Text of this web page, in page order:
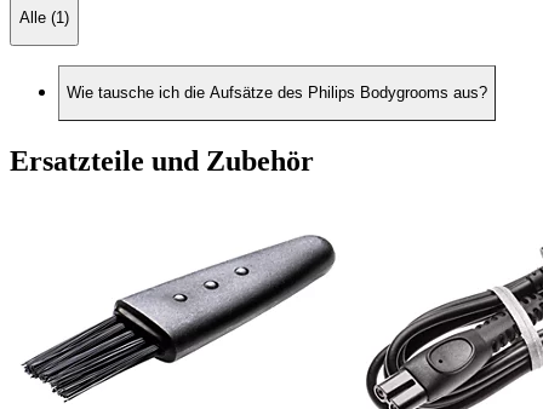
Alle (1)
Wie tausche ich die Aufsätze des Philips Bodygrooms aus?
Ersatzteile und Zubehör